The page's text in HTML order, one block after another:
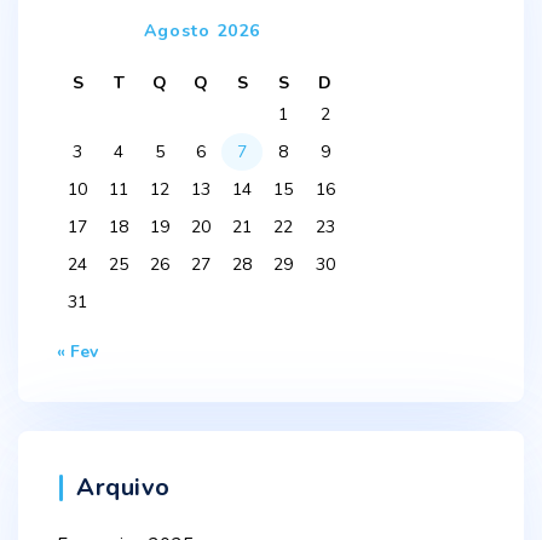
Agosto 2026
S T Q Q S S
D
1
2
3
4 5 6 7 8
9
10
11 12 13 14 15
16
17
18 19 20 21 22
23
24
25 26 27 28 29
30
31
« Fev
Arquivo